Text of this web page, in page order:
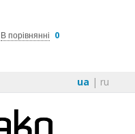
В порівнянні 0
ua | ru